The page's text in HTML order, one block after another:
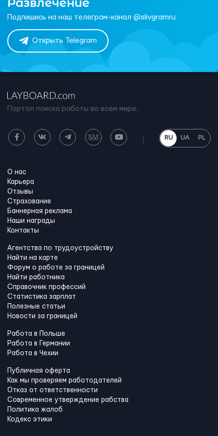
Подпишись на наш телеграм-канал @slivgramru
Открыть Telegram
Портал поиска работы во всем мире.
RU UA PL
О нас
Карьера
Отзывы
Страхование
Баннерная реклама
Наши награды
Контакты
Агентства по трудоустройству
Найти на карте
Форум о работе за границей
Найти работника
Справочник профессий
Статистика зарплат
Полезные статьи
Новости за границей
Работа в Польше
Работа в Германии
Работа в Чехии
Публичная оферта
Как мы проверяем работодателей
Отказ от ответственности
Современное утверждение рабства
Политика жалоб
Кодекс этики